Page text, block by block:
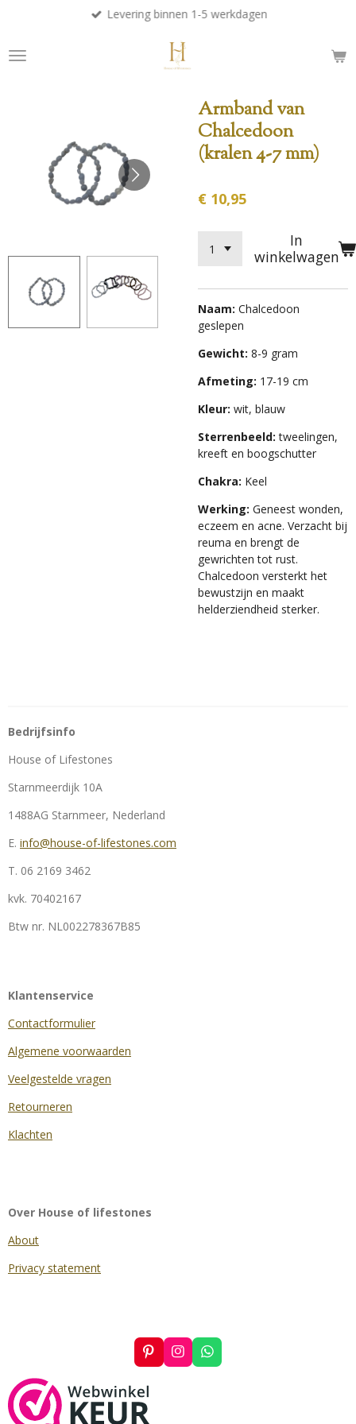
naar
de
Levering binnen 1-5 werkdagen
Armband van
Chalcedoon
(kralen 4-7 mm)
€ 10,95
In
winkelwagen
Naam: Chalcedoon
geslepen
Gewicht: 8-9 gram
Afmeting: 17-19 cm
Kleur: wit, blauw
Sterrenbeeld:tweelingen,
kreeft en boogschutter
Chakra: Keel
Werking: Geneest wonden,
eczeem en acne. Verzacht bij
reuma en brengt de
gewrichten tot rust.
Chalcedoon versterkt het
bewustzijn en maakt
helderziendheid sterker.
Bedrijfsinfo
House of Lifestones
Starnmeerdijk 10A
1488AG Starnmeer, Nederland
E. info@house-of-lifestones.com
T. 06 2169 3462
kvk. 70402167
Btw nr. NL002278367B85
Klantenservice
Contactformulier
Algemene voorwaarden
Veelgestelde vragen
Retourneren
Klachten
Over House of lifestones
About
Privacy statement
P
i
n
t
e
r
I
n
W
h